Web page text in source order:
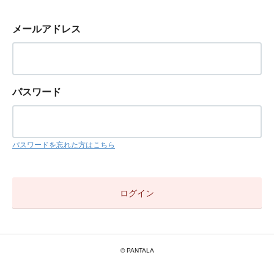
メールアドレス
パスワード
パスワードを忘れた方はこちら
© PANTALA